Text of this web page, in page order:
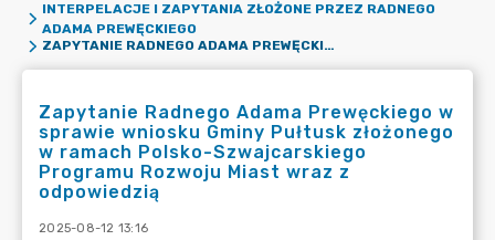
INTERPELACJE I ZAPYTANIA ZŁOŻONE PRZEZ RADNEGO
ADAMA PREWĘCKIEGO
ZAPYTANIE RADNEGO ADAMA PREWĘCKIEGO W SPRAWIE WNIOSKU GMINY PUŁTUSK ZŁOŻONEGO W RAMACH POLSKO-SZWAJCARSKIEGO PROGRAMU ROZWOJU MIAST WRAZ Z ODPOWIEDZIĄ
Zapytanie Radnego Adama Prewęckiego w
sprawie wniosku Gminy Pułtusk złożonego
w ramach Polsko-Szwajcarskiego
Programu Rozwoju Miast wraz z
odpowiedzią
2025-08-12 13:16